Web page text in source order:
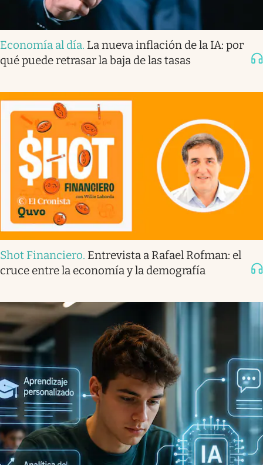
Economía al día. La nueva inflación de la IA: por
qué puede retrasar la baja de las tasas
Shot Financiero. Entrevista a Rafael Rofman: el
cruce entre la economía y la demografía